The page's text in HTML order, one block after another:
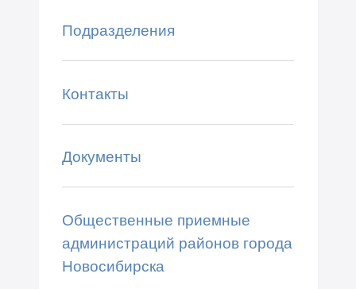
Подразделения
Контакты
Документы
Общественные приемные
администраций районов города
Новосибирска